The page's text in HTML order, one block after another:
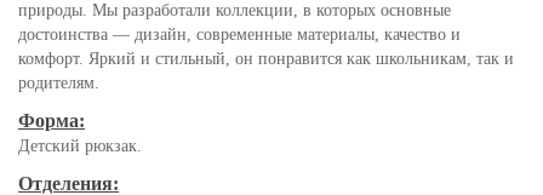
природы. Мы разработали коллекции, в которых основные
достоинства — дизайн, современные материалы, качество и
комфорт. Яркий и стильный, он понравится как школьникам, так и
родителям.
Форма:
Детский рюкзак.
Отделения: